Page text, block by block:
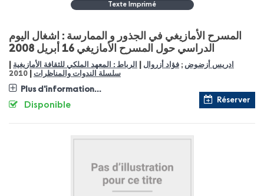
Texte Imprimé
المسرح الأمازيغي في الجذور و الممارسة : اشغال اليوم
الدراسي حول المسرح الأمازيغي 16 أبريل 2008
ادريس أزضوض ; فؤاد أزروال الرباط : المعهد الملكي للثقافة الأمازيغية
سلسلة الندوات والمناظرات 2010
Plus d'information...
Réserver
Disponible